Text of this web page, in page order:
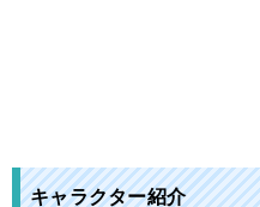
キャラクター紹介